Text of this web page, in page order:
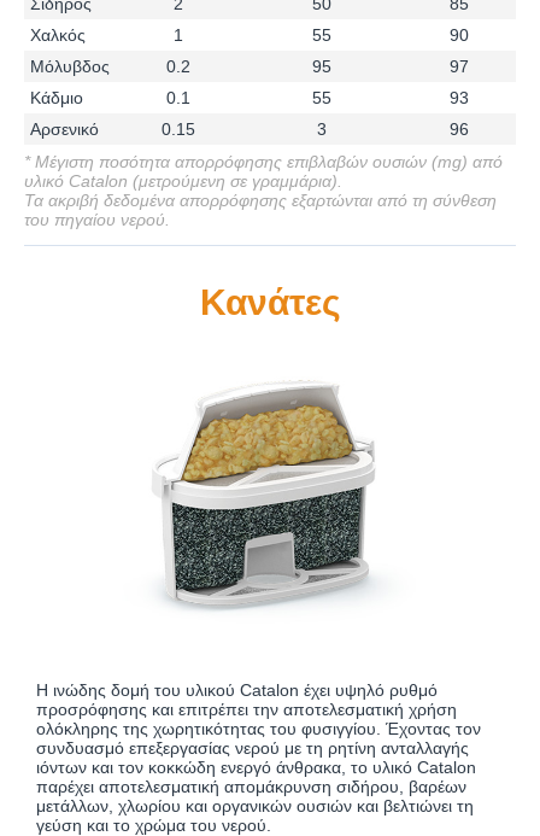
Χαλκός
1 55
90
Μόλυβδος
0.2 95
97
Κάδμιο
0.1 55
93
Αρσενικό
0.15 3
96
* Μέγιστη ποσότητα απορρόφησης επιβλαβών ουσιών (mg) από
υλικό Catalon (μετρούμενη σε γραμμάρια).
Τα ακριβή δεδομένα απορρόφησης εξαρτώνται από τη σύνθεση
του πηγαίου νερού.
Κανάτες
Η ινώδης δομή του υλικού Catalon έχει υψηλό ρυθμό
προσρόφησης και επιτρέπει την αποτελεσματική χρήση
ολόκληρης της χωρητικότητας του φυσιγγίου. Έχοντας τον
συνδυασμό επεξεργασίας νερού με τη ρητίνη ανταλλαγής
ιόντων και τον κοκκώδη ενεργό άνθρακα, το υλικό Catalon
παρέχει αποτελεσματική απομάκρυνση σιδήρου, βαρέων
μετάλλων, χλωρίου και οργανικών ουσιών και βελτιώνει τη
γεύση και το χρώμα του νερού.